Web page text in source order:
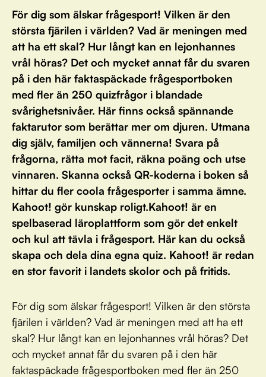
För dig som älskar frågesport! Vilken är den
största fjärilen i världen? Vad är meningen med
att ha ett skal? Hur långt kan en lejonhannes
vrål höras? Det och mycket annat får du svaren
på i den här faktaspäckade frågesportboken
med fler än 250 quizfrågor i blandade
svårighetsnivåer. Här finns också spännande
faktarutor som berättar mer om djuren. Utmana
dig själv, familjen och vännerna! Svara på
frågorna, rätta mot facit, räkna poäng och utse
vinnaren. Skanna också QR-koderna i boken så
hittar du fler coola frågesporter i samma ämne.
Kahoot! gör kunskap roligt.Kahoot! är en
spelbaserad läroplattform som gör det enkelt
och kul att tävla i frågesport. Här kan du också
skapa och dela dina egna quiz. Kahoot! är redan
en stor favorit i landets skolor och på fritids.
För dig som älskar frågesport! Vilken är den största
fjärilen i världen? Vad är meningen med att ha ett
skal? Hur långt kan en lejonhannes vrål höras? Det
och mycket annat får du svaren på i den här
faktaspäckade frågesportboken med fler än 250